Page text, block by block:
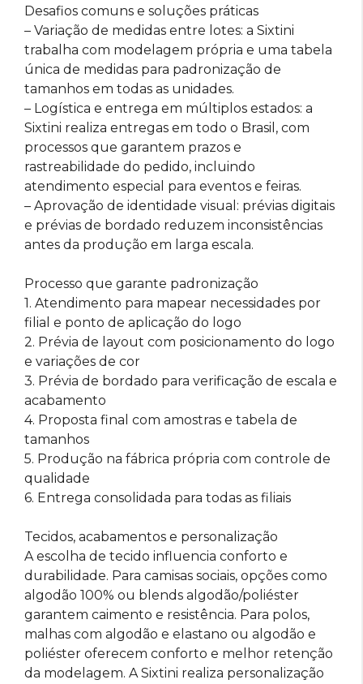
Desafios comuns e soluções práticas
– Variação de medidas entre lotes: a Sixtini
trabalha com modelagem própria e uma tabela
única de medidas para padronização de
tamanhos em todas as unidades.
– Logística e entrega em múltiplos estados: a
Sixtini realiza entregas em todo o Brasil, com
processos que garantem prazos e
rastreabilidade do pedido, incluindo
atendimento especial para eventos e feiras.
– Aprovação de identidade visual: prévias digitais
e prévias de bordado reduzem inconsistências
antes da produção em larga escala.
Processo que garante padronização
1. Atendimento para mapear necessidades por
filial e ponto de aplicação do logo
2. Prévia de layout com posicionamento do logo
e variações de cor
3. Prévia de bordado para verificação de escala e
acabamento
4. Proposta final com amostras e tabela de
tamanhos
5. Produção na fábrica própria com controle de
qualidade
6. Entrega consolidada para todas as filiais
Tecidos, acabamentos e personalização
A escolha de tecido influencia conforto e
durabilidade. Para camisas sociais, opções como
algodão 100% ou blends algodão/poliéster
garantem caimento e resistência. Para polos,
malhas com algodão e elastano ou algodão e
poliéster oferecem conforto e melhor retenção
da modelagem. A Sixtini realiza personalização